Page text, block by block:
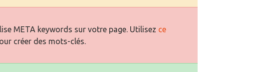
META keywords sur votre page. Utilisez ce
créer des mots-clés.